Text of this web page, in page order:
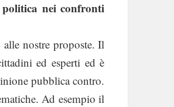
nei confronti
nostre proposte. Il
ed esperti ed è
pubblica contro.
Ad esempio il